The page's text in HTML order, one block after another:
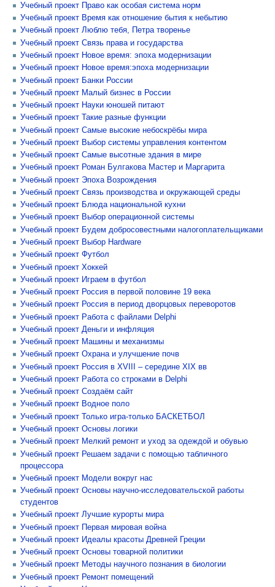
Учебный проект Право как особая система норм
Учебный проект Время как отношение бытия к небытию
Учебный проект Люблю тебя, Петра творенье
Учебный проект Связь права и государства
Учебный проект Новое время: эпоха модернизации
Учебный проект Новое время:эпоха модернизации
Учебный проект Банки России
Учебный проект Малый бизнес в России
Учебный проект Науки юношей питают
Учебный проект Такие разные функции
Учебный проект Самые высокие небоскрёбы мира
Учебный проект Выбор системы управления контентом
Учебный проект Самые высотные здания в мире
Учебный проект Роман Булгакова Мастер и Маргарита
Учебный проект Эпоха Возрождения
Учебный проект Связь производства и окружающей среды
Учебный проект Блюда национальной кухни
Учебный проект Выбор операционной системы
Учебный проект Будем добросовестными налогоплательщиками
Учебный проект Выбор Hardware
Учебный проект Футбол
Учебный проект Хоккей
Учебный проект Играем в футбол
Учебный проект Россия в первой половине 19 века
Учебный проект Россия в период дворцовых переворотов
Учебный проект Работа с файлами Delphi
Учебный проект Деньги и инфляция
Учебный проект Машины и механизмы
Учебный проект Охрана и улучшение почв
Учебный проект Россия в XVIII – середине XIX вв
Учебный проект Работа со строками в Delphi
Учебный проект Создаём сайт
Учебный проект Водное поло
Учебный проект Только игра-только БАСКЕТБОЛ
Учебный проект Основы логики
Учебный проект Мелкий ремонт и уход за одеждой и обувью
Учебный проект Решаем задачи с помощью табличного
процессора
Учебный проект Модели вокруг нас
Учебный проект Основы научно-исследовательской работы
студентов
Учебный проект Лучшие курорты мира
Учебный проект Первая мировая война
Учебный проект Идеалы красоты Древней Греции
Учебный проект Основы товарной политики
Учебный проект Методы научного познания в биологии
Учебный проект Ремонт помещений